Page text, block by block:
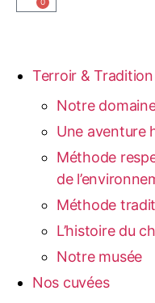
Terroir & Tradition
Notre
Une aventure
Méthode
de
Méthode
L’histoire du
Notre musée
Nos cuvées